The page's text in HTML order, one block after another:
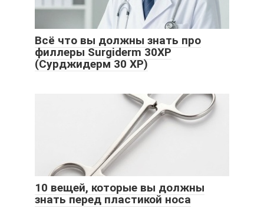
Всё что вы должны знать про
филлеры Surgiderm 30ХР
(Сурджидерм 30 ХР)
10 вещей, которые вы должны
знать перед пластикой носа